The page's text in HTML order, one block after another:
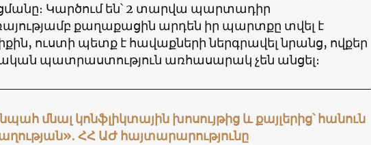
Կարծում են՝ 2 տարվա պարտադիր
քաղաքացին արդեն իր պարտքը տվել է
ուստի պետք է հավաքների ներգրավել նրանց, ովքեր
պատրաստություն առհասարակ չեն անցել։
մնալ կոնֆլիկտային խոսույթից և քայլերից՝ հանուն
ՀՀ ԱԺ հայտարարությունը